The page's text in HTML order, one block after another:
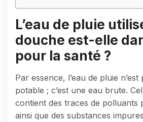
L’eau de pluie
douche est-elle
pour la santé ?
Par essence, l’eau de pluie
potable ; c’est une eau brute.
contient des traces de polluants
ainsi que des substances